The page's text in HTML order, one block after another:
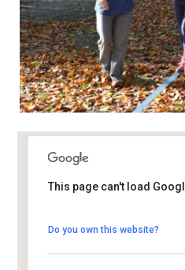
Hafenterrain 7 -
Veranstaltungen
This page can't load
Do you own this website?